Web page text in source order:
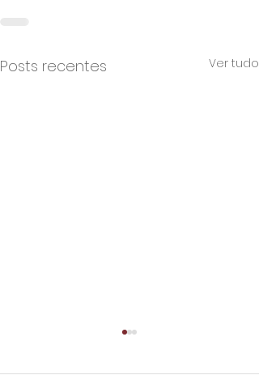
Posts recentes Ver tudo